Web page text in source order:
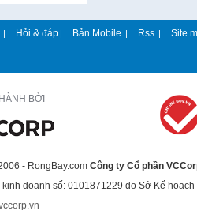
| Hỏi & đáp | Bản Mobile | Rss | Site
BỞI
- RongBay.com Công ty Cổ phần
kinh doanh số: 0101871229 do Sở Kế